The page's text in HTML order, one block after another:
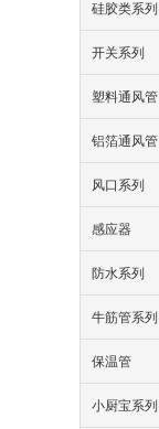
硅胶类系列
开关系列
塑料通风管
铝箔通风管
风口系列
感应器
防水系列
牛筋管系列
保温管
小厨宝系列